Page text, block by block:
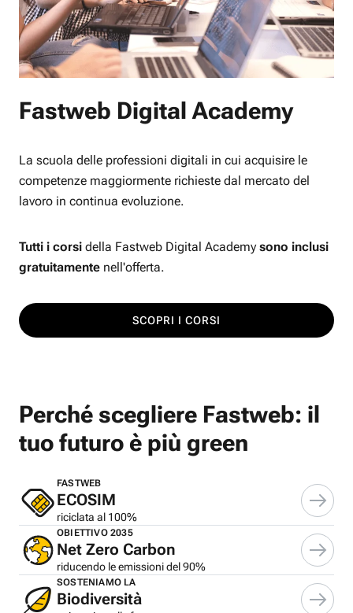
Fastweb Digital Academy
La scuola delle professioni digitali in cui acquisire le
competenze maggiormente richieste dal mercato del
lavoro in continua evoluzione.
Tutti i corsi della Fastweb Digital Academy sono inclusi
gratuitamente nell'offerta.
SCOPRI I CORSI
Perché scegliere Fastweb: il
tuo futuro è più green
FASTWEB
ECOSIM
riciclata al 100%
OBIETTIVO 2035
Net Zero Carbon
riducendo le emissioni del 90%
SOSTENIAMO LA
Biodiversità